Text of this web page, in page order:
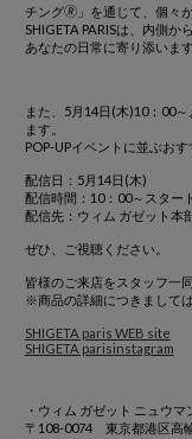
チング🄬」を通じて、個々
SHIGETA PARISは、内側か
あなたの日常に寄り添います
また、5月14日(木)10：00
ます。
POP-UPイベントに並ぶお
配信日：5月14日(木)
配信時間：10：00～スタート
配信先：ウィム ガゼット本
ぜひ、ご視聴ください。
皆様のご来店をスタッフ一
※商品の詳細につきまして
SHIGETA paris WEB site
SHIGETA parisinstagram
・ウィム ガゼット ニュウマ
〒108-0074 東京都港区高